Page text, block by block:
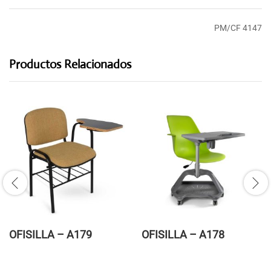
PM/CF 4147
Productos Relacionados
OFISILLA – A179 OFISILLA – A178